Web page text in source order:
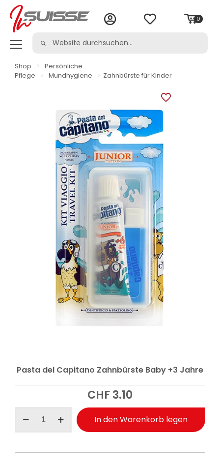
0
Shop >
Persönliche
Pflege
> Mundhygiene > Zahnbürste für Kinder
Pasta del Capitano Zahnbürste Baby +3 Jahre
CHF3.10
del
In den Warenkorb legen